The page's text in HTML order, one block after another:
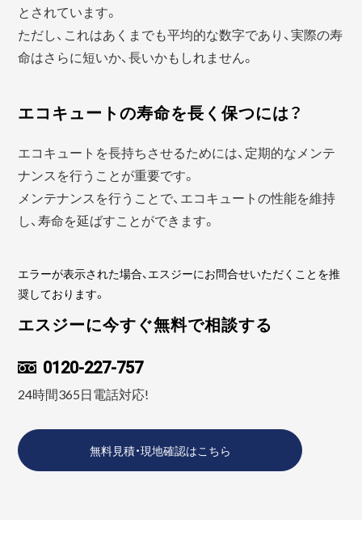
とされています。
ただし、これはあくまでも平均的な数字であり、実際の寿
命はさらに短いか、長いかもしれません。
エコキュートの寿命を長く保つには？
エコキュートを長持ちさせるためには、定期的なメンテ
ナンスを行うことが重要です。
メンテナンスを行うことで、エコキュートの性能を維持
し、寿命を延ばすことができます。
エラーが表示された場合、エスジーにお問合せいただくことを推
奨しております。
エスジーに今すぐ無料で相談する
0120-227-757
24時間365日電話対応!
無料見積・現地確認はこちら